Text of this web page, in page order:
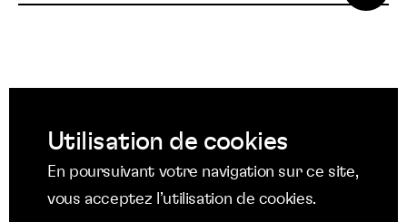
nous
sur
Suivez
nous
nous
sur
nous
sur
Mentions légales
Utilisation de cookies
En poursuivant votre navigation sur ce site,
vous acceptez l’utilisation de cookies.